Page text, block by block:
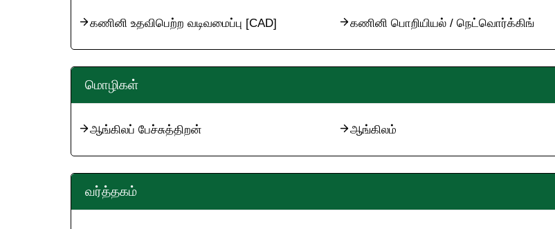
கணினி உதவிபெற்ற வடிவமைப்பு [CAD] கணினி பொறியியல் / நெட்வொர்க்கிங்
மொழிகள்
ஆங்கிலப் பேச்சுத்திறன் ஆங்கிலம்
வர்த்தகம்